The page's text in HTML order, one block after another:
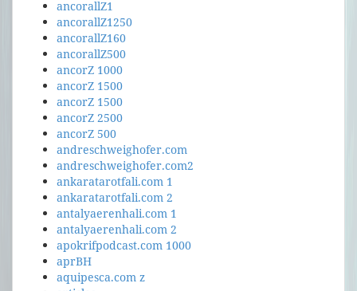
ancorallZ1
ancorallZ1250
ancorallZ160
ancorallZ500
ancorZ 1000
ancorZ 1500
ancorZ 1500
ancorZ 2500
ancorZ 500
andreschweighofer.com
andreschweighofer.com2
ankaratarotfali.com 1
ankaratarotfali.com 2
antalyaerenhali.com 1
antalyaerenhali.com 2
apokrifpodcast.com 1000
aprBH
aquipesca.com z